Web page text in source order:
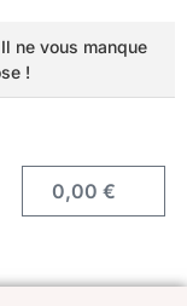
ne vous manque
!
0,00€